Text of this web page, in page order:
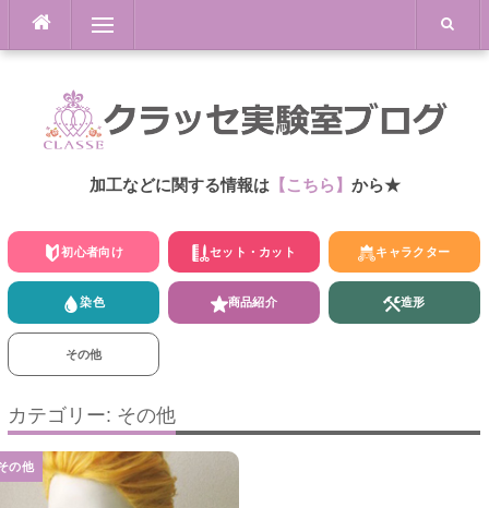
content
Menu
加工などに関する情報は【こちら】 から★
初心者向け セット・カット キャラクター
染色 商品紹介 造形
その他
カテゴリー: その他
の他